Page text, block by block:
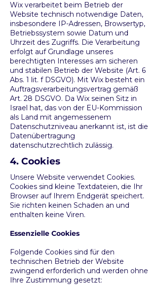
Wix verarbeitet beim Betrieb der
Website technisch notwendige Daten,
insbesondere IP-Adressen, Browsertyp,
Betriebssystem sowie Datum und
Uhrzeit des Zugriffs. Die Verarbeitung
erfolgt auf Grundlage unseres
berechtigten Interesses am sicheren
und stabilen Betrieb der Website (Art. 6
Abs. 1 lit. f DSGVO). Mit Wix besteht ein
Auftragsverarbeitungsvertrag gemäß
Art. 28 DSGVO. Da Wix seinen Sitz in
Israel hat, das von der EU-Kommission
als Land mit angemessenem
Datenschutzniveau anerkannt ist, ist die
Datenübertragung
datenschutzrechtlich zulässig.
4. Cookies
Unsere Website verwendet Cookies.
Cookies sind kleine Textdateien, die Ihr
Browser auf Ihrem Endgerät speichert.
Sie richten keinen Schaden an und
enthalten keine Viren.
Essenzielle Cookies
Folgende Cookies sind für den
technischen Betrieb der Website
zwingend erforderlich und werden ohne
Ihre Zustimmung gesetzt: